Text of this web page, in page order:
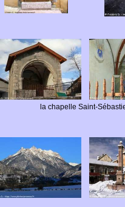
la chapelle Saint-